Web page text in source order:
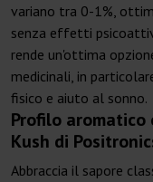
variano tra 0-1%,
senza effetti
rende un'ottima
medicinali, in
fisico e aiuto al sonno.
Profilo
Kush di
Abbraccia il sapore